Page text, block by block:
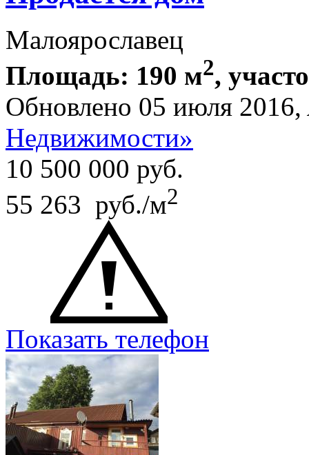
Малоярославец
Площадь: 190 м2,
Обновлено 05 июля 2016,
Недвижимости»
10 500 000 руб.
55 263 руб./м2
Показать телефон